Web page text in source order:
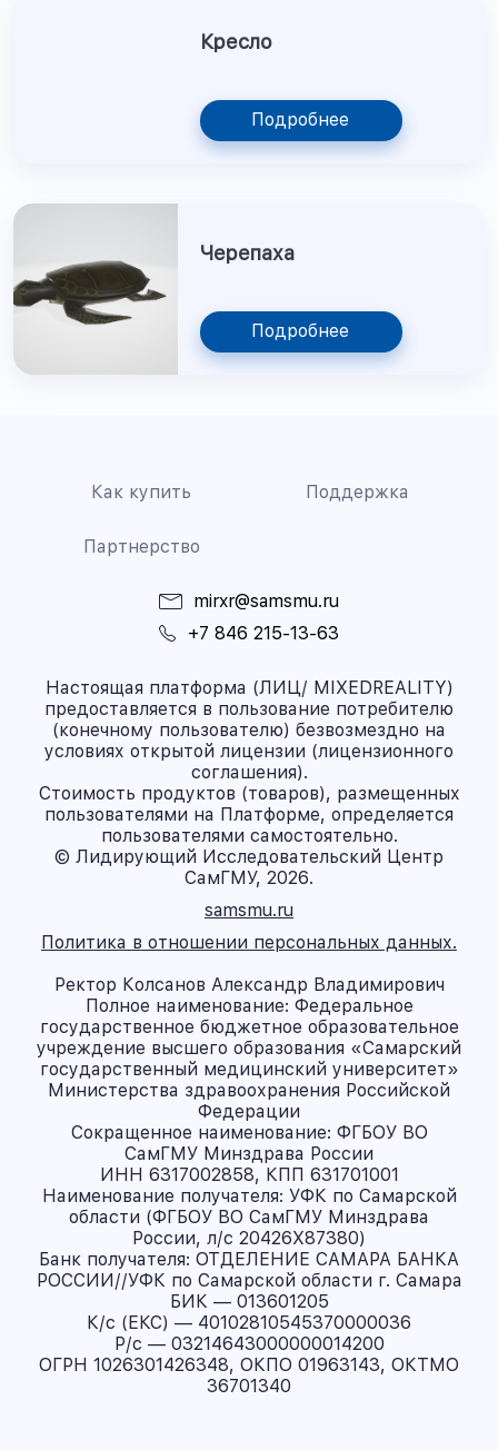
Кресло
Подробнее
Черепаха
Подробнее
Как купить Поддержка
Партнерство
mirxr@samsmu.ru
+7 846 215-13-63
Настоящая платформа (ЛИЦ/ MIXEDREALITY)
предоставляется в пользование потребителю
(конечному пользователю) безвозмездно на
условиях открытой лицензии (лицензионного
соглашения).
Стоимость продуктов (товаров), размещенных
пользователями на Платформе, определяется
пользователями самостоятельно.
© Лидирующий Исследовательский Центр
СамГМУ, 2026.
samsmu.ru
Политика в отношении персональных данных.
Ректор Колсанов Александр Владимирович
Полное наименование: Федеральное
государственное бюджетное образовательное
учреждение высшего образования «Самарский
государственный медицинский университет»
Министерства здравоохранения Российской
Федерации
Сокращенное наименование: ФГБОУ ВО
СамГМУ Минздрава России
ИНН 6317002858, КПП 631701001
Наименование получателя: УФК по Самарской
области (ФГБОУ ВО СамГМУ Минздрава
России, л/с 20426X87380)
Банк получателя: ОТДЕЛЕНИЕ САМАРА БАНКА
РОССИИ//УФК по Самарской области г. Самара
БИК — 013601205
К/с (ЕКС) — 40102810545370000036
Р/с — 03214643000000014200
ОГРН 1026301426348, ОКПО 01963143, ОКТМО
36701340